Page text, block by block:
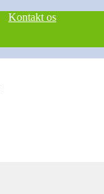
Kontakt os